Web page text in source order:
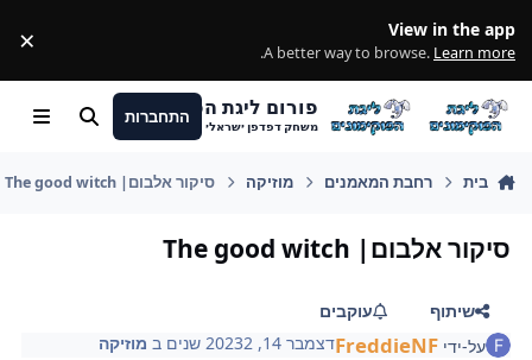
View in the app
A better way to browse. Learn more
.
×
פורום ליגת הפוקימונים
משחק דפדפן ישראלי
התחברות חיפוש Menu
בית רחבת המאמנים מוזיקה סיקור אלבום| The good witch
סיקור אלבום| The good witch
שיתוף
עוקבים
על-ידיFreddieNFדצמבר 14, 2023 2 שנים ב מוזיקה